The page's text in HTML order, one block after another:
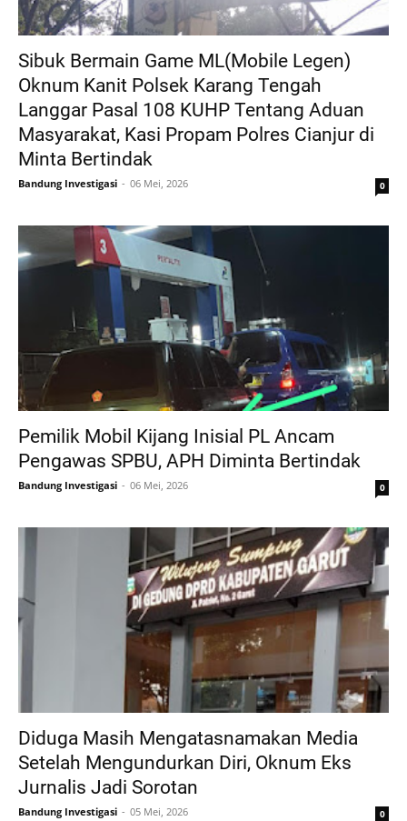
Sibuk Bermain Game ML(Mobile Legen)
Oknum Kanit Polsek Karang Tengah
Langgar Pasal 108 KUHP Tentang Aduan
Masyarakat, Kasi Propam Polres Cianjur di
Minta Bertindak
Bandung Investigasi 06 Mei, 2026 0
Pemilik Mobil Kijang Inisial PL Ancam
Pengawas SPBU, APH Diminta Bertindak
Bandung Investigasi 06 Mei, 2026 0
Diduga Masih Mengatasnamakan Media
Setelah Mengundurkan Diri, Oknum Eks
Jurnalis Jadi Sorotan
Bandung Investigasi 05 Mei, 2026 0